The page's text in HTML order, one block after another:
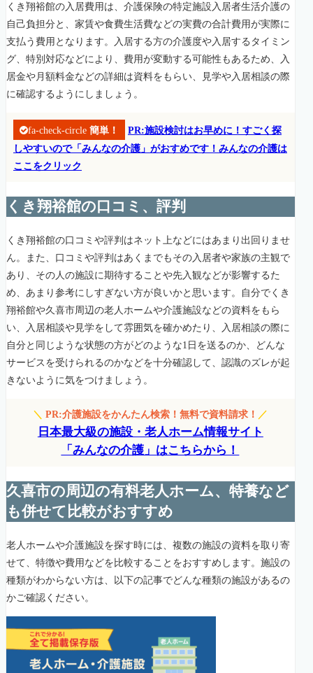
くき翔裕館の入居費用は、介護保険の特定施設入居者生活介護の
自己負担分と、家賃や食費生活費などの実費の合計費用が実際に
支払う費用となります。入居する方の介護度や入居するタイミン
グ、特別対応などにより、費用が変動する可能性もあるため、入
居金や月額料金などの詳細は資料をもらい、見学や入居相談の際
に確認するようにしましょう。
fa-check-circle 簡単！
PR:施設検討はお早めに！すごく探
しやすいので「みんなの介護」がおすめです！みんなの介護は
ここをクリック
くき翔裕館の口コミ、評判
くき翔裕館の口コミや評判はネット上などにはあまり出回りませ
ん。また、口コミや評判はあくまでもその入居者や家族の主観で
あり、その人の施設に期待することや先入観などが影響するた
め、あまり参考にしすぎない方が良いかと思います。自分でくき
翔裕館や久喜市周辺の老人ホームや介護施設などの資料をもら
い、入居相談や見学をして雰囲気を確かめたり、入居相談の際に
自分と同じような状態の方がどのような1日を送るのか、どんな
サービスを受けられるのかなどを十分確認して、認識のズレが起
きないように気をつけましょう。
＼PR:介護施設をかんたん検索！無料で資料請求！ ／
日本最大級の施設・老人ホーム情報サイト
「みんなの介護」はこちらから！
久喜市の周辺の有料老人ホーム、特養など
も併せて比較がおすすめ
老人ホームや介護施設を探す時には、複数の施設の資料を取り寄
せて、特徴や費用などを比較することをおすすめします。施設の
種類がわからない方は、以下の記事でどんな種類の施設があるの
かご確認ください。